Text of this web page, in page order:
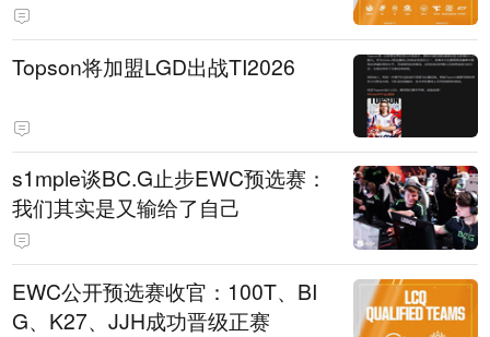
Topson将加盟LGD出战TI2026
s1mple谈BC.G止步EWC预选赛：
我们其实是又输给了自己
EWC公开预选赛收官：100T、BI
G、K27、JJH成功晋级正赛